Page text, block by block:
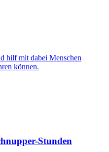
hilf mit dabei Menschen
können.
Stunden